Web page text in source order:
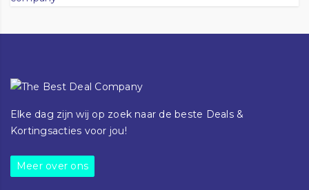
Elke dag zijn wij op zoek naar de beste Deals &
Kortingsacties voor jou!
Meer over ons